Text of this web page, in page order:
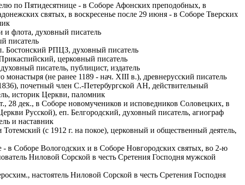
по Пятидесятнице - в Соборе Афонских преподобных, в
святых, в воскресенье после 29 июня - в Соборе Тверских
и флота, духовный писатель
писатель
Бостонский РПЦЗ, духовный писатель
церковный писатель
писатель, публицист, издатель
(не ранее 1189 - нач. XIII в.), древнерусский писатель
почетный член С.-Петербургской АН, действительный
историк Церкви, паломник
дек., в Соборе новомучеников и исповедников Соловецких, в
Русской), еп. Белгородский, духовный писатель, агиограф
и наставник
(с 1912 г. на покое), церковный и общественный деятель,
в Соборе Вологодских и в Соборе Новгородских святых, во 2-ю
Ниловой Сорской в честь Сретения Господня мужской
настоятель Ниловой Сорской в честь Сретения Господня